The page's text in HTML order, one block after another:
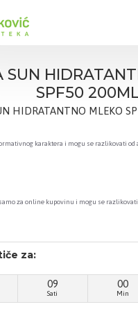
SUN
SPF50
karaktera i mogu se razlikovati od
za online kupovinu i mogu se razlikovati
za:
09
Sati
00
Min